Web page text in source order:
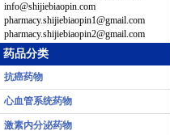
info@shijiebiaopin.com
pharmacy.shijiebiaopin1@gmail.com
pharmacy.shijiebiaopin2@gmail.com
药品分类
抗癌药物
心血管系统药物
激素内分泌药物